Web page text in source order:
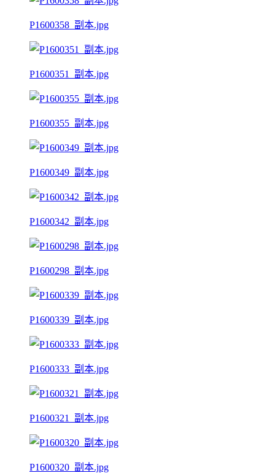
P1600358_副本.jpg
P1600351_副本.jpg
P1600355_副本.jpg
P1600349_副本.jpg
P1600342_副本.jpg
P1600298_副本.jpg
P1600339_副本.jpg
P1600333_副本.jpg
P1600321_副本.jpg
P1600320_副本.jpg